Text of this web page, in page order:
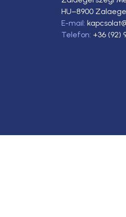
HU–8900
E-mail:
Telefon: +36 (92)